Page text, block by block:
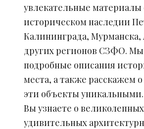
увлекательные материалы
историческом наследии
Калининграда, Мурманска,
других регионов СЗФО. Мы
подробные описания
места, а также расскажем
эти объекты уникальными.
Вы узнаете о
удивительных